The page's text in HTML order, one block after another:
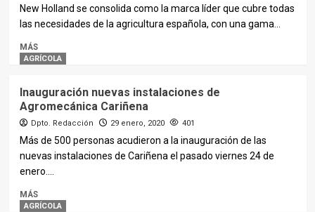
New Holland se consolida como la marca líder que cubre todas
las necesidades de la agricultura española, con una gama...
MÁS
AGRÍCOLA
Inauguración nuevas instalaciones de
Agromecánica Cariñena
Dpto. Redacción 29 enero, 2020 401
Más de 500 personas acudieron a la inauguración de las
nuevas instalaciones de Cariñena el pasado viernes 24 de
enero....
MÁS
AGRÍCOLA